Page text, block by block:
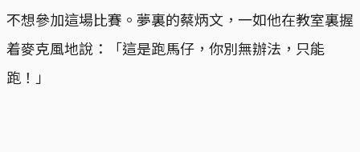
不想參加這場比賽。夢裏的蔡炳文，一如他在教室裏握
着麥克風地說：「這是跑馬仔，你別無辦法，只能
跑！」